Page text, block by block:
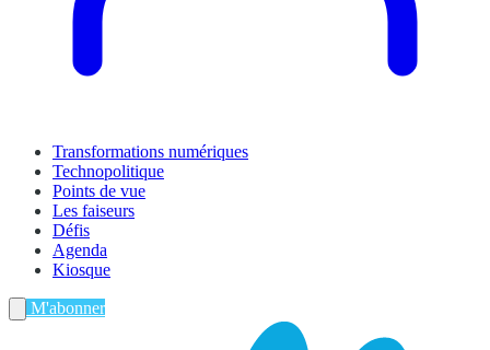
Transformations numériques
Technopolitique
Points de vue
Les faiseurs
Défis
Agenda
Kiosque
M'abonner